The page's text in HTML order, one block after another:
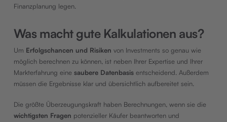
Finanzplanung legen.
Was macht gute Kalkulationen aus?
Um Erfolgschancen und Risiken von Investments so genau wie
möglich berechnen zu können, ist neben Ihrer Expertise und Ihrer
Markterfahrung eine saubere Datenbasisentscheidend. Außerdem
müssen die Ergebnisse klar und übersichtlich aufbereitet sein.
Die größte Überzeugungskraft haben Berechnungen, wenn sie die
wichtigsten Fragen potenzieller Käufer beantworten und